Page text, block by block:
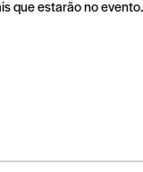
que estarão no evento.